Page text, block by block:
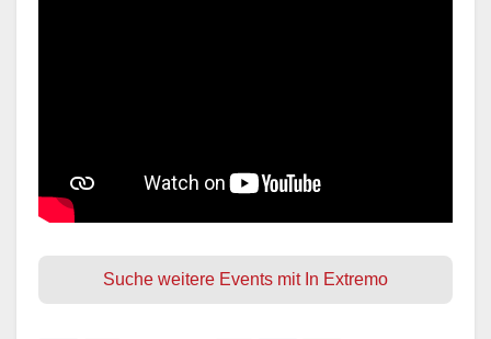
Suche weitere Events mit In Extremo